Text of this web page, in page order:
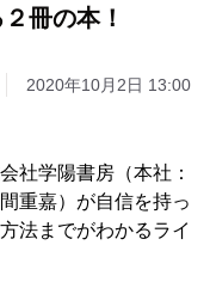
冊の本！
2020年10月2日 13:00
社学陽書房（本社：
重嘉）が自信を持っ
法までがわかるライ